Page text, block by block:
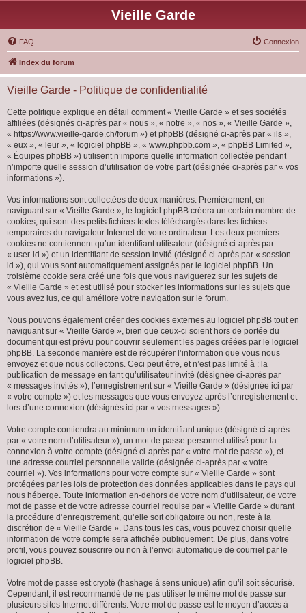
Vieille Garde
FAQ Connexion
Index du forum
Vieille Garde - Politique de confidentialité
Cette politique explique en détail comment « Vieille Garde » et ses sociétés
affiliées (désignés ci-après par « nous », « notre », « nos », « Vieille Garde »,
« https://www.vieille-garde.ch/forum ») et phpBB (désigné ci-après par « ils »,
« eux », « leur », « logiciel phpBB », « www.phpbb.com », « phpBB Limited »,
« Équipes phpBB ») utilisent n’importe quelle information collectée pendant
n’importe quelle session d’utilisation de votre part (désignée ci-après par « vos
informations »).
Vos informations sont collectées de deux manières. Premièrement, en
naviguant sur « Vieille Garde », le logiciel phpBB créera un certain nombre de
cookies, qui sont des petits fichiers textes téléchargés dans les fichiers
temporaires du navigateur Internet de votre ordinateur. Les deux premiers
cookies ne contiennent qu’un identifiant utilisateur (désigné ci-après par
« user-id ») et un identifiant de session invité (désigné ci-après par « session-
id »), qui vous sont automatiquement assignés par le logiciel phpBB. Un
troisième cookie sera créé une fois que vous naviguerez sur les sujets de
« Vieille Garde » et est utilisé pour stocker les informations sur les sujets que
vous avez lus, ce qui améliore votre navigation sur le forum.
Nous pouvons également créer des cookies externes au logiciel phpBB tout en
naviguant sur « Vieille Garde », bien que ceux-ci soient hors de portée du
document qui est prévu pour couvrir seulement les pages créées par le logiciel
phpBB. La seconde manière est de récupérer l’information que vous nous
envoyez et que nous collectons. Ceci peut être, et n’est pas limité à : la
publication de message en tant qu’utilisateur invité (désignée ci-après par
« messages invités »), l’enregistrement sur « Vieille Garde » (désignée ici par
« votre compte ») et les messages que vous envoyez après l’enregistrement et
lors d’une connexion (désignés ici par « vos messages »).
Votre compte contiendra au minimum un identifiant unique (désigné ci-après
par « votre nom d’utilisateur »), un mot de passe personnel utilisé pour la
connexion à votre compte (désigné ci-après par « votre mot de passe »), et
une adresse courriel personnelle valide (désignée ci-après par « votre
courriel »). Vos informations pour votre compte sur « Vieille Garde » sont
protégées par les lois de protection des données applicables dans le pays qui
nous héberge. Toute information en-dehors de votre nom d’utilisateur, de votre
mot de passe et de votre adresse courriel requise par « Vieille Garde » durant
la procédure d’enregistrement, qu’elle soit obligatoire ou non, reste à la
discrétion de « Vieille Garde ». Dans tous les cas, vous pouvez choisir quelle
information de votre compte sera affichée publiquement. De plus, dans votre
profil, vous pouvez souscrire ou non à l’envoi automatique de courriel par le
logiciel phpBB.
Votre mot de passe est crypté (hashage à sens unique) afin qu’il soit sécurisé.
Cependant, il est recommandé de ne pas utiliser le même mot de passe sur
plusieurs sites Internet différents. Votre mot de passe est le moyen d’accès à